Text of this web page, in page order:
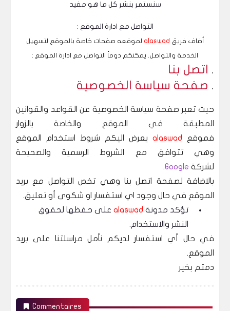
سنستمر بنشر كل ما هو مفيد
التواصل مع ادارة الموقع :
أضاف فريق alaswad لموقعه صفحات خاصة بالموقع لتسهيل
الخدمة والتواصل. يمكنكم دوماً التواصل مع ادارة الموقع :
. اتصل بنا
. صفحة سياسة الخصوصية
حيث تعبر صفحة سياسة الخصوصية عن القواعد والقوانين
المطبقة في الموقع والخاصة بالزوار
فموقع alaswad يعرض اليكم شروط استخدام الموقع
وهي تتوافق مع الشروط الرسمية والصحيحة
لشركة Google
.
بالاضافة لصفحة اتصل بنا وهي تخص التواصل مع بريد
الموقع في حال وجود اي استفسار او شكوى أو تعليق.
تؤكد مدونة alaswad على حفظها لحقوق
النشر والاستخدام.
في حال أي استفسار لديكم نأمل مراسلتنا على بريد
الموقع.
دمتم بخير
Commentaires